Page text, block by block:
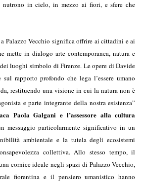
nutrono in cielo, in mezzo ai fiori, e sfere che
Palazzo Vecchio significa offrire ai cittadini e ai
mette in dialogo arte contemporanea, natura e
luoghi simbolo di Firenze. Le opere di Davide
rapporto profondo che lega l’essere umano
restituendo una visione in cui la natura non è
e parte integrante della nostra esistenza”
Paola Galgani e l’assessore alla cultura
messaggio particolarmente significativo in un
ambientale e la tutela degli ecosistemi
collettiva. Allo stesso tempo, il
cornice ideale negli spazi di Palazzo Vecchio,
fiorentina e il pensiero umanistico hanno